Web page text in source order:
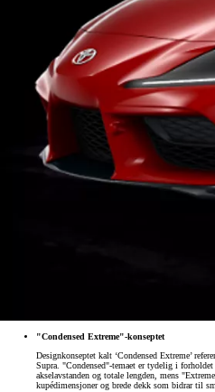
"Condensed Extreme"-konseptet
Designkonseptet kalt ‘Condensed Extreme’
Supra. "Condensed"-temaet er tydelig i
akselavstanden og totale lengden, mens
kupédimensjoner og brede dekk som bidrar til